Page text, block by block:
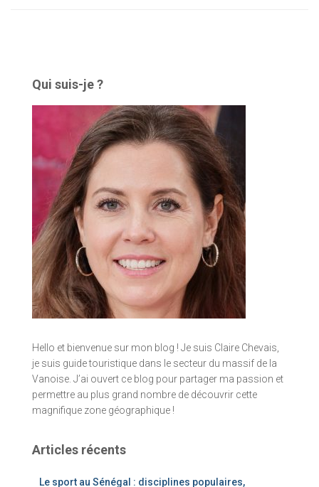
Qui suis-je ?
Hello et bienvenue sur mon blog ! Je suis Claire Chevais,
je suis guide touristique dans le secteur du massif de la
Vanoise. J’ai ouvert ce blog pour partager ma passion et
permettre au plus grand nombre de découvrir cette
magnifique zone géographique !
Articles récents
Le sport au Sénégal : disciplines populaires,